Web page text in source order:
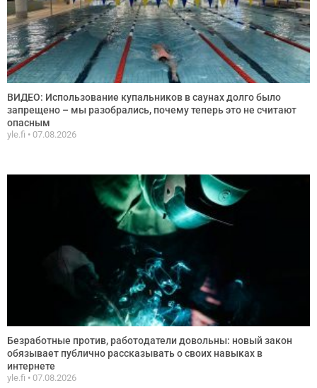
ВИДЕО: Использование купальников в саунах долго было
запрещено – мы разобрались, почему теперь это не считают
опасным
yle.fi 07.08.2026
Безработные против, работодатели довольны: новый закон
обязывает публично рассказывать о своих навыках в
интернете
yle.fi 07.08.2026